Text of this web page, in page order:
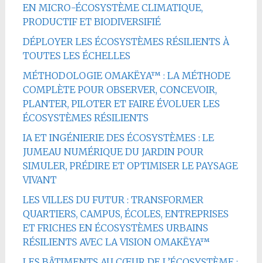
EN MICRO-ÉCOSYSTÈME CLIMATIQUE,
PRODUCTIF ET BIODIVERSIFIÉ
DÉPLOYER LES ÉCOSYSTÈMES RÉSILIENTS À
TOUTES LES ÉCHELLES
MÉTHODOLOGIE OMAKËYA™ : LA MÉTHODE
COMPLÈTE POUR OBSERVER, CONCEVOIR,
PLANTER, PILOTER ET FAIRE ÉVOLUER LES
ÉCOSYSTÈMES RÉSILIENTS
IA ET INGÉNIERIE DES ÉCOSYSTÈMES : LE
JUMEAU NUMÉRIQUE DU JARDIN POUR
SIMULER, PRÉDIRE ET OPTIMISER LE PAYSAGE
VIVANT
LES VILLES DU FUTUR : TRANSFORMER
QUARTIERS, CAMPUS, ÉCOLES, ENTREPRISES
ET FRICHES EN ÉCOSYSTÈMES URBAINS
RÉSILIENTS AVEC LA VISION OMAKËYA™